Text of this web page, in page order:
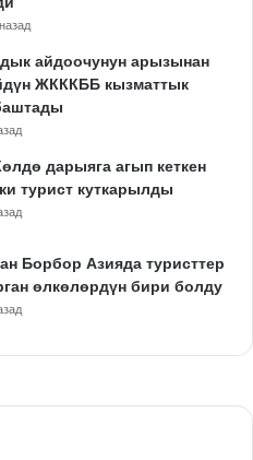
айдоочунун арызынан
ЖКККББ кызматтык
дарыяга агып кеткен
турист куткарылды
Борбор Азияда туристтер
өлкөлөрдүн бири болду